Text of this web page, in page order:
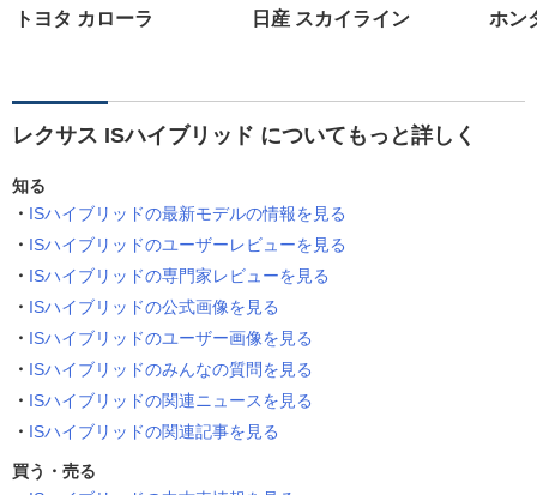
トヨタ カローラ 日産 スカイライン ホン
レクサス ISハイブリッド についてもっと詳しく
知る
ISハイブリッドの最新モデルの情報を見る
ISハイブリッドのユーザーレビューを見る
ISハイブリッドの専門家レビューを見る
ISハイブリッドの公式画像を見る
ISハイブリッドのユーザー画像を見る
ISハイブリッドのみんなの質問を見る
ISハイブリッドの関連ニュースを見る
ISハイブリッドの関連記事を見る
買う・売る